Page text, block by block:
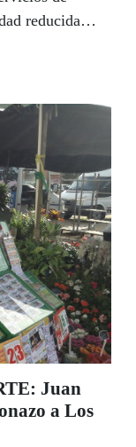
reducida
Juan
a Los